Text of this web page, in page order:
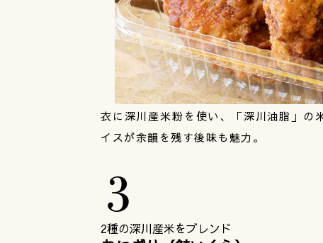
衣に深川産米粉を使い、「深川油脂」の
イスが余韻を残す後味も魅力。
2種の深川産米をブレンド